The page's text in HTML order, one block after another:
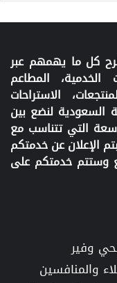
كل ما يهمهم عبر
المطاعم
الاستراحات
السعودية لنضع بين
التي تتناسب مع
الإعلان عن خدمتكم
وستتم خدمتكم على
وفير
والمنافسين